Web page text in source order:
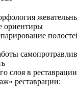
ориентиры
слоя в реставрации
реставрации: